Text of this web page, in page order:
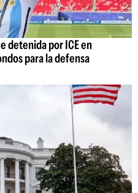
detenida por ICE en
para la defensa